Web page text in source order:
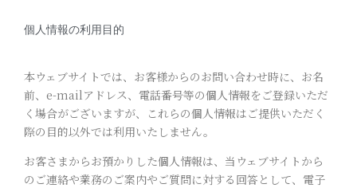
個人情報の利用目的
本ウェブサイトでは、お客様からのお問い合わせ時に、お名
前、e-mailアドレス、電話番号等の個人情報をご登録いただ
く場合がございますが、これらの個人情報はご提供いただく
際の目的以外では利用いたしません。
お客さまからお預かりした個人情報は、当ウェブサイトから
のご連絡や業務のご案内やご質問に対する回答として、電子